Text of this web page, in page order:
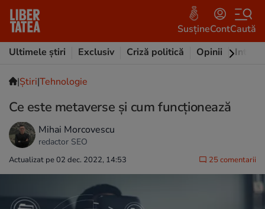
SusțineContCaută
Ultimele știri
Exclusiv Criză politică Opinii
|Ştiri|Tehnologie
Ce este metaverse și cum funcționează
Mihai Morcovescu
redactor SEO
Actualizat pe 02 dec. 2022, 14:53 25 comentarii